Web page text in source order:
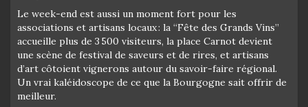
Le week-end est aussi un moment fort pour les
associations et artisans locaux : la “Fête des Grands Vins”
accueille plus de 3 500 visiteurs, la place Carnot devient
une scène de festival de saveurs et de rires, et artisans
d’art côtoient vignerons autour du savoir-faire régional.
Un vrai kaléidoscope de ce que la Bourgogne sait offrir de
meilleur.